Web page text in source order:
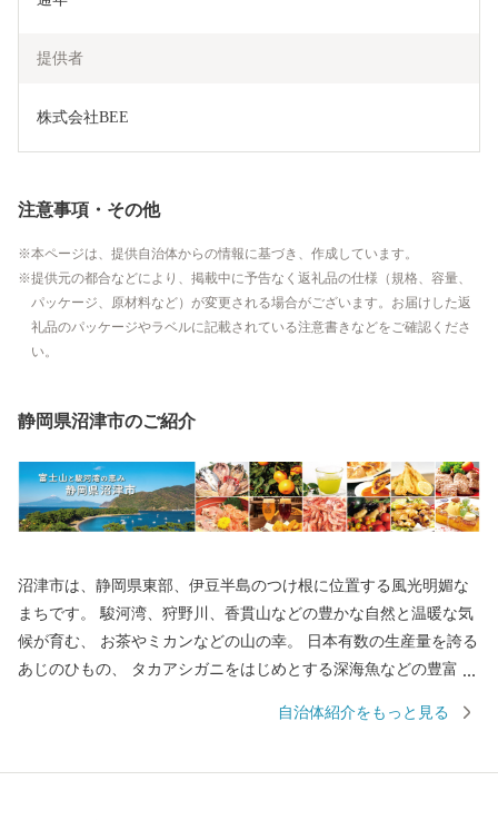
提供者
株式会社BEE
注意事項・その他
本ページは、提供自治体からの情報に基づき、作成しています。
提供元の都合などにより、掲載中に予告なく返礼品の仕様（規格、容量、
パッケージ、原材料など）が変更される場合がございます。お届けした返
礼品のパッケージやラベルに記載されている注意書きなどをご確認くださ
い。
静岡県沼津市のご紹介
沼津市は、静岡県東部、伊豆半島のつけ根に位置する風光明媚な
まちです。 駿河湾、狩野川、香貫山などの豊かな自然と温暖な気
候が育む、 お茶やミカンなどの山の幸。 日本有数の生産量を誇る
あじのひもの、 タカアシガニをはじめとする深海魚などの豊富な
元名産の品を数多く取り揃えました。 いただいたご寄附は、沼津
自治体紹介をもっと見る